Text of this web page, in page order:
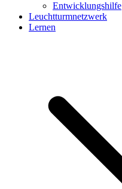
Entwicklungshilfe
Leuchtturmnetzwerk
Lernen